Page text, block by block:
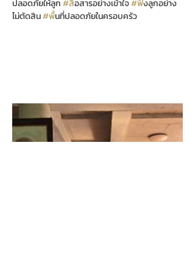
ปลอดภัยให้ลูก #สื่อสารอย่างเข้าใจ #ฟังลูกอย่าง
ไม่ตัดสิน #พื้นที่ปลอดภัยในครอบครัว